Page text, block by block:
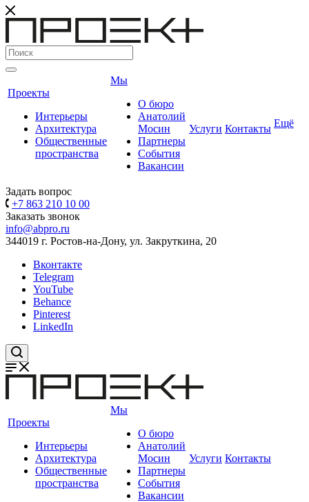
Проекты
Интерьеры
Архитектура
Общественные
пространства
Мы
О бюро
Анатолий
Мосин
Партнеры
События
Вакансии
Услуги Контакты Ещё
Задать вопрос
+7 863 210 10 00
Заказать звонок
info@abpro.ru
344019 г. Ростов-на-Дону, ул. Закруткина, 20
Вконтакте
Telegram
YouTube
Behance
Pinterest
LinkedIn
Проекты
Интерьеры
Архитектура
Общественные
пространства
Мы
О бюро
Анатолий
Мосин
Партнеры
События
Вакансии
Услуги Контакты